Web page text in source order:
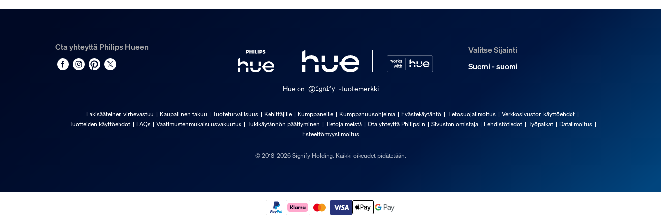
Ota yhteyttä Philips Hueen
Valitse Sijainti
Suomi - suomi
Hue on -tuotemerkki
Lakisääteinen virhevastuu Kaupallinen takuu Tuoteturvallisuus Kehittäjille Kumppaneille Kumppanuusohjelma Evästekäytäntö Tietosuojailmoitus
Verkkosivuston käyttöehdot
Tuotteiden käyttöehdot
FAQs Vaatimustenmukaisuusvakuutus Tukikäytännön päättyminen Tietoja meistä Ota yhteyttä Philipsiin Sivuston omistaja Lehdistötiedot Työpaikat
Datailmoitus
Esteettömyysilmoitus
© 2018-2026 Signify Holding. Kaikki oikeudet pidätetään.